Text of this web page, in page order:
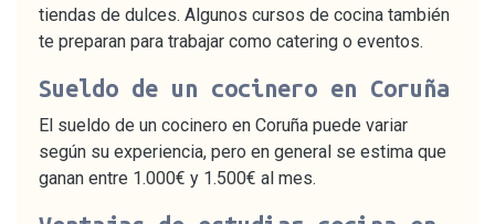
tiendas de dulces. Algunos cursos de cocina también
te preparan para trabajar como catering o eventos.
Sueldo de un cocinero en Coruña
El sueldo de un cocinero en Coruña puede variar
según su experiencia, pero en general se estima que
ganan entre 1.000€ y 1.500€ al mes.